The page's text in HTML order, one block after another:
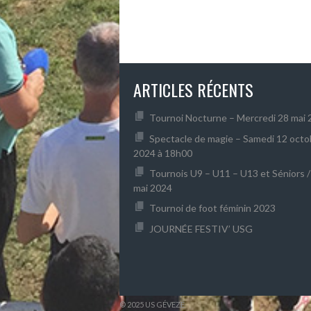
ARTICLES RÉCENTS
Tournoi Nocturne – Mercredi 28 mai
Spectacle de magie – Samedi 12
2024 à 18h00
Tournois U9 – U11 – U13 et Séniors
mai 2024
Tournoi de foot féminin 2023
JOURNÉE FESTIV’ USG
© 2025 US GÉVEZÉ